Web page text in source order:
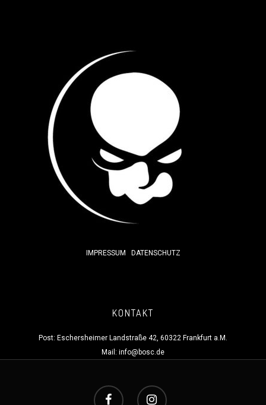
IMPRESSUM DATENSCHUTZ
KONTAKT
Post: Eschersheimer Landstraße 42, 60322 Frankfurt a.M.
Mail: info@bosc.de